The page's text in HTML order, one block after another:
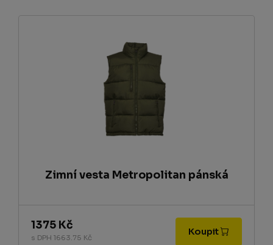
Zimní vesta Metropolitan pánská
1375 Kč
s DPH 1663.75 Kč
Koupit